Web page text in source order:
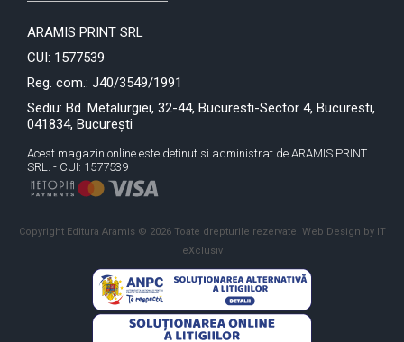
ARAMIS PRINT SRL
CUI: 1577539
Reg. com.: J40/3549/1991
Sediu: Bd. Metalurgiei, 32-44, Bucuresti-Sector 4, Bucuresti,
041834, București
Acest magazin online este detinut si administrat de ARAMIS PRINT
SRL. - CUI: 1577539
Copyright Editura Aramis © 2026 Toate drepturile rezervate. Web Design by IT
eXclusiv